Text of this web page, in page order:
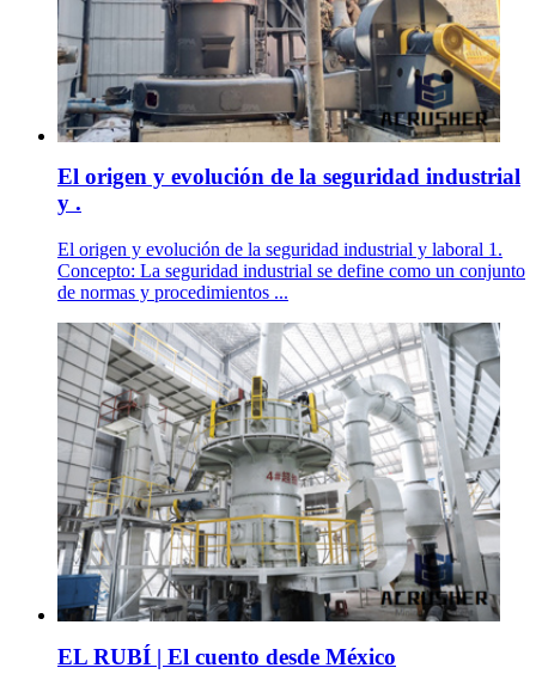
El origen y evolución de la seguridad industrial
y .
El origen y evolución de la seguridad industrial y laboral 1.
Concepto: La seguridad industrial se define como un conjunto
de normas y procedimientos ...
EL RUBÍ | El cuento desde México